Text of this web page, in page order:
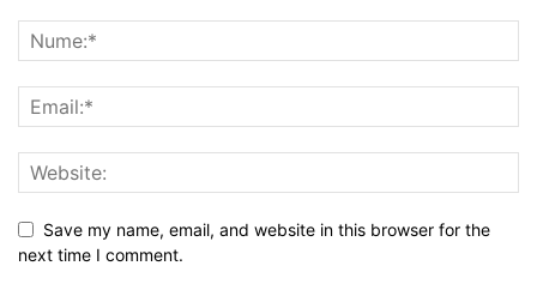
Save my name, email, and website in this browser for the
next time I comment.